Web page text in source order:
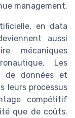
management.
en data
aussi
mécaniques
Les
de données et
leurs processus
compétitif
que de coûts.